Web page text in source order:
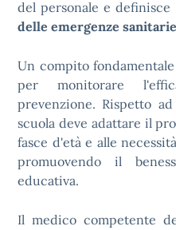
del personale e
delle emergenze sanitarie
Un compito
per monitorare
prevenzione. Rispetto
scuola deve adattare il
fasce d'età e alle
promuovendo il
educativa.
Il medico competente